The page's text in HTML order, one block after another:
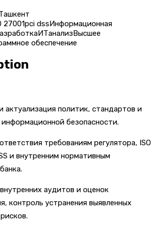
27001pci dssИнформационная
ИТанализВысшее
обеспечение
актуализация политик, стандартов и
безопасности.
требованиям регулятора, ISO
и внутренним нормативным
аудитов и оценок
контроль устранения выявленных